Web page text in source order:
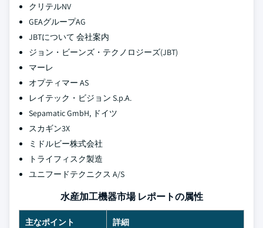
クリテルNV
GEAグループAG
JBTについて 会社案内
ジョン・ビーンズ・テクノロジーズ(JBT)
マーレ
オプティマー AS
レイテック・ビジョン S.p.A.
Sepamatic GmbH, ドイツ
スカギン3X
ミドルビー株式会社
トライフィスク製造
ユニフードテクニクス A/S
水産加工機器市場 レポートの属性
主なポイント 詳細